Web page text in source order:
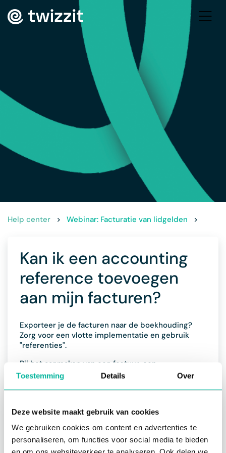
Toestemming Details Over
Deze website maakt gebruik van cookies
We gebruiken cookies om content en advertenties te
personaliseren, om functies voor social media te bieden
Help center > Webinar: Facturatie van lidgelden >
Kan ik een accounting
reference toevoegen
aan mijn facturen?
Exporteer je de facturen naar de boekhouding?
Zorg voor een vlotte implementatie en gebruik
"referenties".
Bij het aanmaken van een factuur, een
facturatiemodel, of een inschrijvingsformulier van
om de factuur eenvoudig in te boeken in de
boekhouding.Waar geef ik de referentie in?
Bij het aanmaken vanmanuele facturen kan